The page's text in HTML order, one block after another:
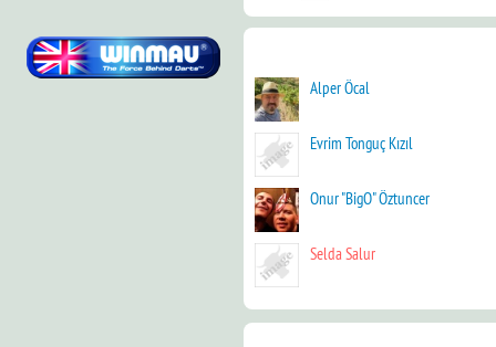
Alper Öcal
Evrim Tonguç Kızıl
Onur "BigO" Öztuncer
Selda Salur